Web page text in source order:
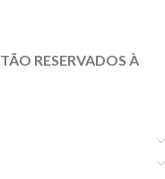
RESERVADOS À